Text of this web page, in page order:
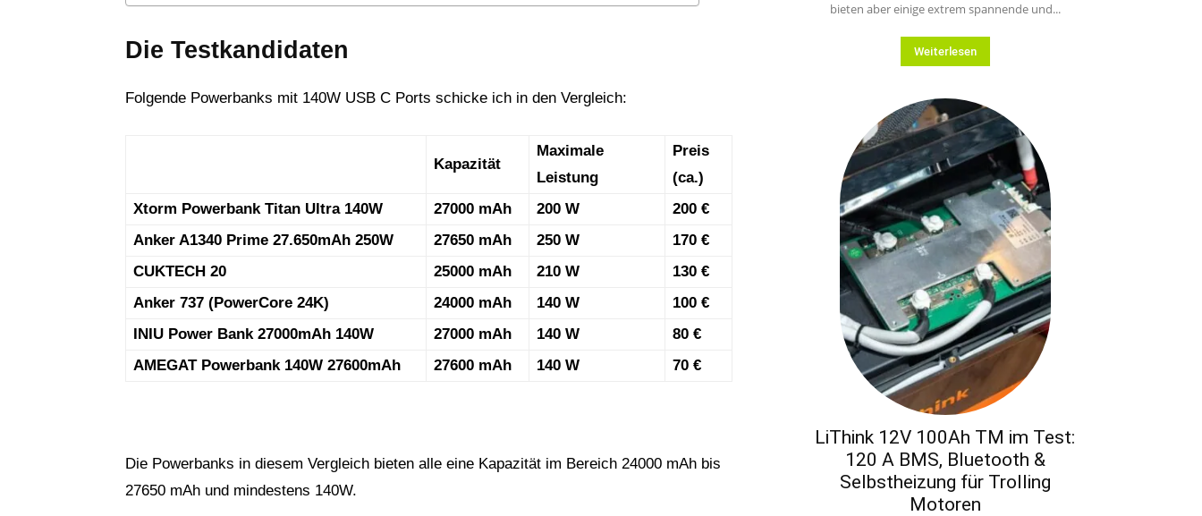
Die Testkandidaten
Folgende Powerbanks mit 140W USB C Ports schicke ich in den Vergleich:
Kapazität
Maximale
Leistung
Preis
(ca.)
Xtorm Powerbank Titan Ultra 140W
27000 mAh 200 W
200 €
Anker A1340 Prime 27.650mAh 250W
27650 mAh 250 W
170 €
CUKTECH 20
25000 mAh 210 W
130 €
Anker 737 (PowerCore 24K)
24000 mAh 140 W
100 €
INIU Power Bank 27000mAh 140W
27000 mAh 140 W
80 €
AMEGAT Powerbank 140W 27600mAh
27600 mAh 140 W 70 €
Die Powerbanks in diesem Vergleich bieten alle eine Kapazität im Bereich 24000 mAh bis
27650 mAh und mindestens 140W.
bieten aber einige extrem spannende und...
Weiterlesen
LiThink 12V 100Ah TM im Test:
120 A BMS, Bluetooth &
Selbstheizung für Trolling
Motoren